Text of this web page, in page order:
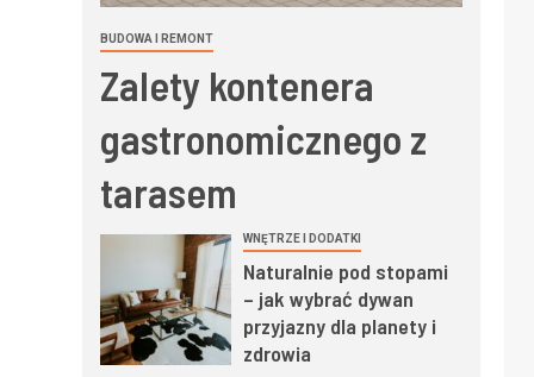
BUDOWA I REMONT
Zalety kontenera
gastronomicznego z
tarasem
WNĘTRZE I DODATKI
Naturalnie pod stopami
– jak wybrać dywan
przyjazny dla planety i
zdrowia